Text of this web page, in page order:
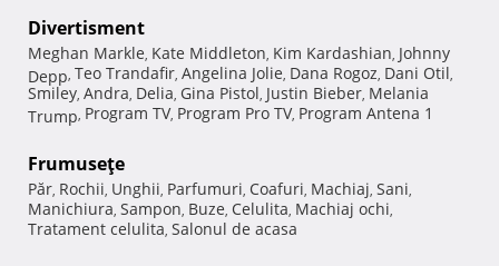
Divertisment
Meghan Markle, Kate Middleton, Kim Kardashian, Johnny
Depp, Teo Trandafir, Angelina Jolie, Dana Rogoz, Dani Otil,
Smiley, Andra, Delia, Gina Pistol, Justin Bieber, Melania
Trump, Program TV, Program Pro TV, Program Antena 1
Frumuseţe
Păr, Rochii, Unghii, Parfumuri, Coafuri, Machiaj, Sani,
Manichiura, Sampon, Buze, Celulita, Machiaj ochi,
Tratament celulita, Salonul de acasa